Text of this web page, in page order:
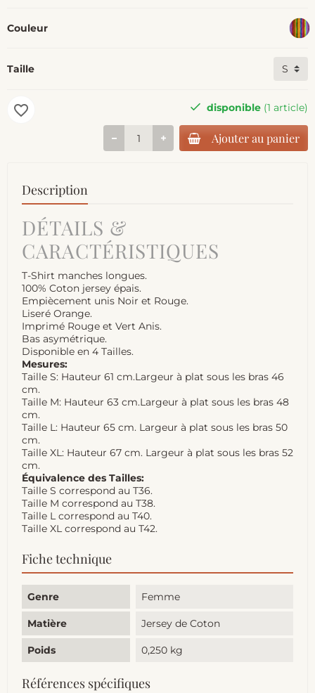
Couleur
Taille
disponible (1 article)
Ajouter au panier
favorite_border
Description
DÉTAILS &
CARACTÉRISTIQUES
T-Shirt manches longues.
100% Coton jersey épais.
Empiècement unis Noir et Rouge.
Liseré Orange.
Imprimé Rouge et Vert Anis.
Bas asymétrique.
Disponible en 4 Tailles.
Mesures:
Taille S: Hauteur 61 cm.Largeur à plat sous les bras 46
cm.
Taille M: Hauteur 63 cm.Largeur à plat sous les bras 48
cm.
Taille L: Hauteur 65 cm. Largeur à plat sous les bras 50
cm.
Taille XL: Hauteur 67 cm. Largeur à plat sous les bras 52
cm.
Équivalence des Tailles:
Taille S correspond au T36.
Taille M correspond au T38.
Taille L correspond au T40.
Taille XL correspond au T42.
Fiche technique
Genre Femme
Matière Jersey de Coton
Poids 0,250 kg
Références spécifiques